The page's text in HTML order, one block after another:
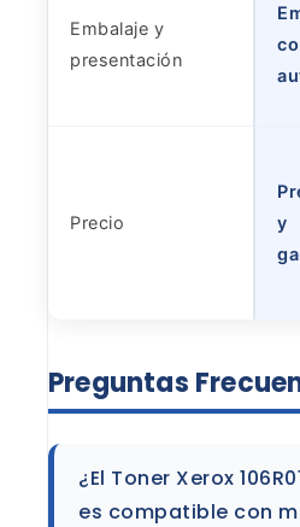
Embalaje y
presentación
Precio
y
Preguntas
¿El Toner Xerox
es compatible con